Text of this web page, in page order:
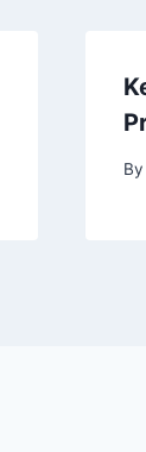
By